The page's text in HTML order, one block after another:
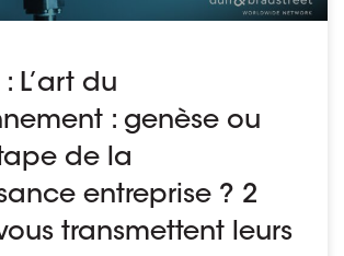
L’art du
: genèse ou
de la
entreprise ? 2
transmettent leurs